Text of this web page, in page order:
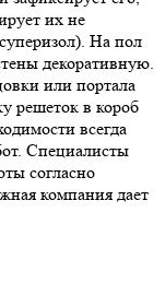
их не
На пол
декоративную.
или портала
решеток в короб
всегда
Специалисты
согласно
компания дает